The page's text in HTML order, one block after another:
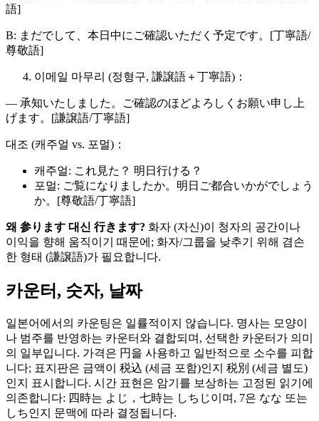
語]
B: まだでして、本日中にご確認いただく予定です。[丁寧語/
尊敬語]
이메일 마무리 (정형구, 謙譲語＋丁寧語)：
— 承知いたしました。ご確認のほどよろしくお願い申し上
げます。[謙譲語/丁寧語]
대조 (캐주얼 vs. 포멀)：
캐주얼: これ見た？ 明日行ける？
포멀: ご覧になりましたか。明日ご都合いかがでしょう
か。[尊敬語/丁寧語]
왜 参ります 대신 行きます? 화자 (자신)이 청자의 공간이나
이익을 향해 움직이기 때문에; 화자/그룹을 낮추기 위해 겸손
한 형태 (謙譲語)가 필요합니다.
카운터, 숫자, 날짜
일본어에서의 카운팅은 일률적이지 않습니다. 명사는 모양이
나 범주를 반영하는 카운터와 결합되며, 선택한 카운터가 의미
의 일부입니다. 가격은 円을 사용하고 일반적으로 소수를 피합
니다; 표지판은 금액이 税込 (세금 포함)인지 税別 (세금 별도)
인지 표시합니다. 시간 표현은 암기를 보상하는 고정된 읽기에
의존합니다: 四時는 よじ，七時는 しちじ이며, 7은 なな 또는
しち인지 문맥에 따라 결정됩니다.